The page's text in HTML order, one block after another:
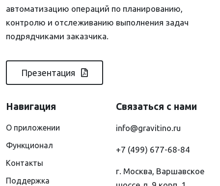
автоматизацию операций по планированию,
контролю и отслеживанию выполнения задач
подрядчиками заказчика.
Презентация
Навигация
О приложении
Функционал
Контакты
Поддержка
Связаться с нами
info@gravitino.ru
+7 (499) 677-68-84
г. Москва, Варшавское